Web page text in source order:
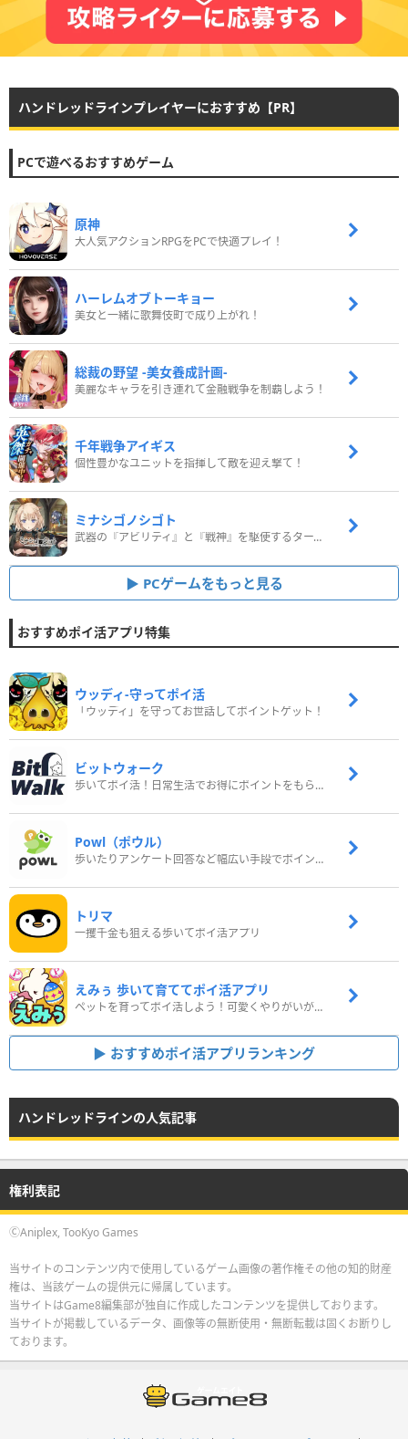
ハンドレッドラインプレイヤーにおすすめ【PR】
PCで遊べるおすすめゲーム
原神
大人気アクションRPGをPCで快適プレイ！
ハーレムオブトーキョー
美女と一緒に歌舞伎町で成り上がれ！
総裁の野望 -美女養成計画-
美麗なキャラを引き連れて金融戦争を制覇しよう！
千年戦争アイギス
個性豊かなユニットを指揮して敵を迎え撃て！
ミナシゴノシゴト
武器の『アビリティ』と『戦神』を駆使するターン制コマンドバトルRPG！
PCゲームをもっと見る
おすすめポイ活アプリ特集
ウッディ‐守ってポイ活
「ウッディ」を守ってお世話してポイントゲット！
ビットウォーク
歩いてポイ活！日常生活でお得にポイントをもらおう
Powl（ポウル）
歩いたりアンケート回答など幅広い手段でポイントをゲット
トリマ
一攫千金も狙える歩いてポイ活アプリ
えみぅ 歩いて育ててポイ活アプリ
ペットを育ってポイ活しよう！可愛くやりがいがある新感覚アプリ
おすすめポイ活アプリランキング
ハンドレッドラインの人気記事
権利表記
ⒸAniplex, TooKyo Games
当サイトのコンテンツ内で使用しているゲーム画像の著作権その他の知的財産
権は、当該ゲームの提供元に帰属しています。
当サイトはGame8編集部が独自に作成したコンテンツを提供しております。
当サイトが掲載しているデータ、画像等の無断使用・無断転載は固くお断りし
ております。